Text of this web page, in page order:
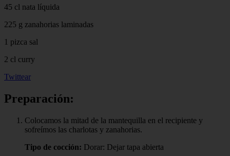
45 cl nata líquida
225 g zanahorias laminadas
1 pizca sal
2 cl curry
Twittear
Preparación:
Colocamos la mitad de la mantequilla en el recipiente y
sofreímos las charlotas y zanahorias.
Tipo de cocción: Dorar: Dejar tapa abierta